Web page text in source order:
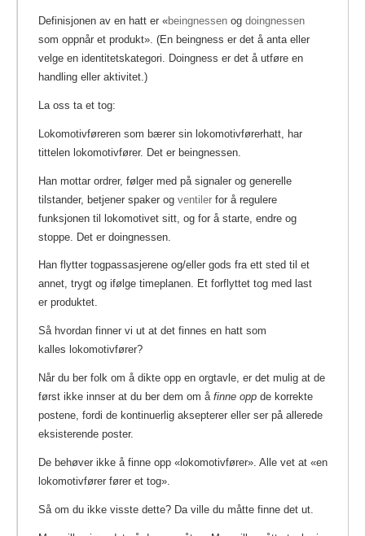
Definisjonen av en hatt er «beingnessen og doingnessen
som oppnår et produkt». (En beingness er det å anta eller
velge en identitetskategori. Doingness er det å utføre en
handling eller aktivitet.)
La oss ta et tog:
Lokomotivføreren som bærer sin lokomotivførerhatt, har
tittelen lokomotivfører. Det er beingnessen.
Han mottar ordrer, følger med på signaler og generelle
tilstander, betjener spaker og ventiler for å regulere
funksjonen til lokomotivet sitt, og for å starte, endre og
stoppe. Det er doingnessen.
Han flytter togpassasjerene og/eller gods fra ett sted til et
annet, trygt og ifølge timeplanen. Et forflyttet tog med last
er produktet.
Så hvordan finner vi ut at det finnes en hatt som
kalles lokomotivfører?
Når du ber folk om å dikte opp en orgtavle, er det mulig at de
først ikke innser at du ber dem om å finne opp de korrekte
postene, fordi de kontinuerlig aksepterer eller ser på allerede
eksisterende poster.
De behøver ikke å finne opp «lokomotivfører». Alle vet at «en
lokomotivfører fører et tog».
Så om du ikke visste dette? Da ville du måtte finne det ut.